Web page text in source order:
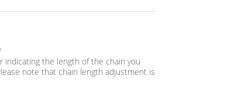
indicating the length of the chain you
note that chain length adjustment is